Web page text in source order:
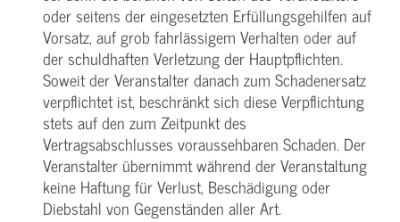
oder seitens der eingesetzten Erfüllungsgehilfen auf
Vorsatz, auf grob fahrlässigem Verhalten oder auf
der schuldhaften Verletzung der Hauptpflichten.
Soweit der Veranstalter danach zum Schadenersatz
verpflichtet ist, beschränkt sich diese Verpflichtung
stets auf den zum Zeitpunkt des
Vertragsabschlusses voraussehbaren Schaden. Der
Veranstalter übernimmt während der Veranstaltung
keine Haftung für Verlust, Beschädigung oder
Diebstahl von Gegenständen aller Art.